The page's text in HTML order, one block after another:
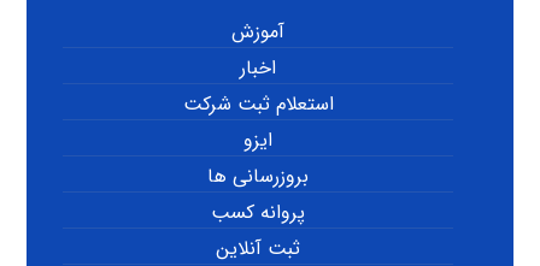
آموزش
اخبار
استعلام ثبت شرکت
ایزو
بروزرسانی ها
پروانه کسب
ثبت آنلاین